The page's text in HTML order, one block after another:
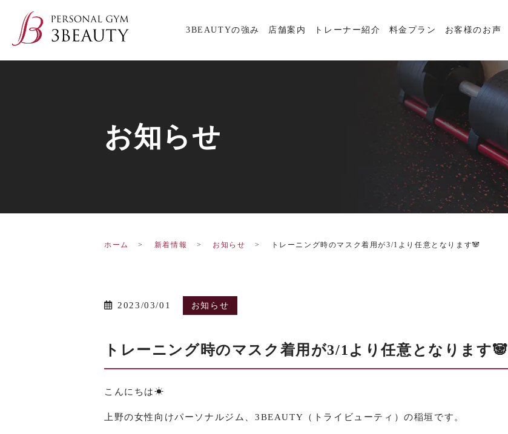
3BEAUTYの強み 店舗案内 トレーナー紹介 料金プラン お客様のお声
お知らせ
ホーム 新着情報 お知らせ トレーニング時のマスク着用が3/1より任意となります🐼
2023/03/01 お知らせ
トレーニング時のマスク着用が3/1より任意となります🐼
こんにちは☀︎
上野の女性向けパーソナルジム、3BEAUTY（トライビューティ）の稲垣です。